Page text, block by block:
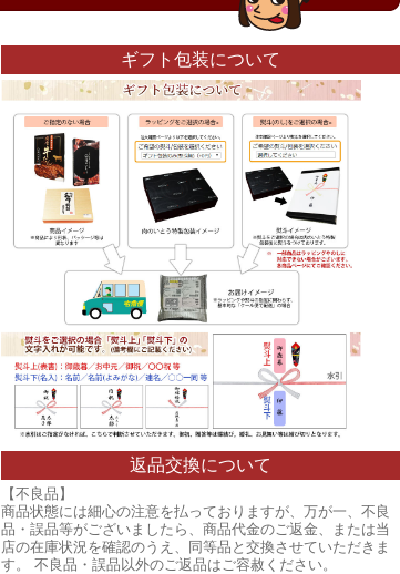
ギフト包装について
返品交換について
【不良品】
商品状態には細心の注意を払っておりますが、万が一、不良
品・誤品等がございましたら、商品代金のご返金、または当
店の在庫状況を確認のうえ、同等品と交換させていただきま
す。 不良品・誤品以外のご返品はご容赦ください。